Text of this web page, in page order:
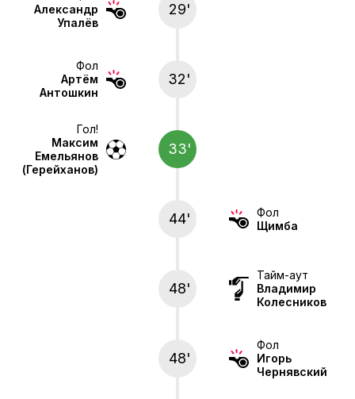
Александр
Упалёв
29'
Фол
Артём
Антошкин
32'
Гол!
Максим
Емельянов
(Герейханов)
33'
44'
Фол
Щимба
48'
Тайм-аут
Владимир
Колесников
48'
Фол
Игорь
Чернявский